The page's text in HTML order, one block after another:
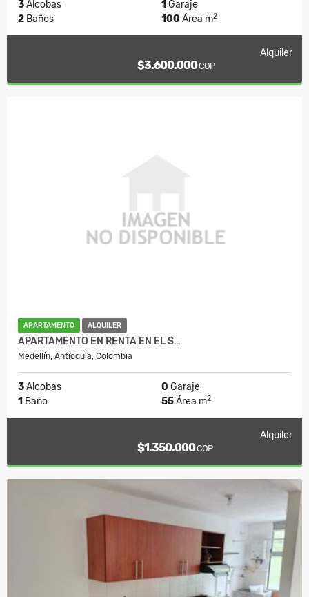
3Alcobas 1 Garaje
2 Baños 100 Área m2
Alquiler
$3.600.000COP
APARTAMENTO ALQUILER
APARTAMENTO EN RENTA EN EL S…
Medellín, Antioquia, Colombia
3Alcobas 0 Garaje
1 Baño 55Área m2
Alquiler
$1.350.000COP